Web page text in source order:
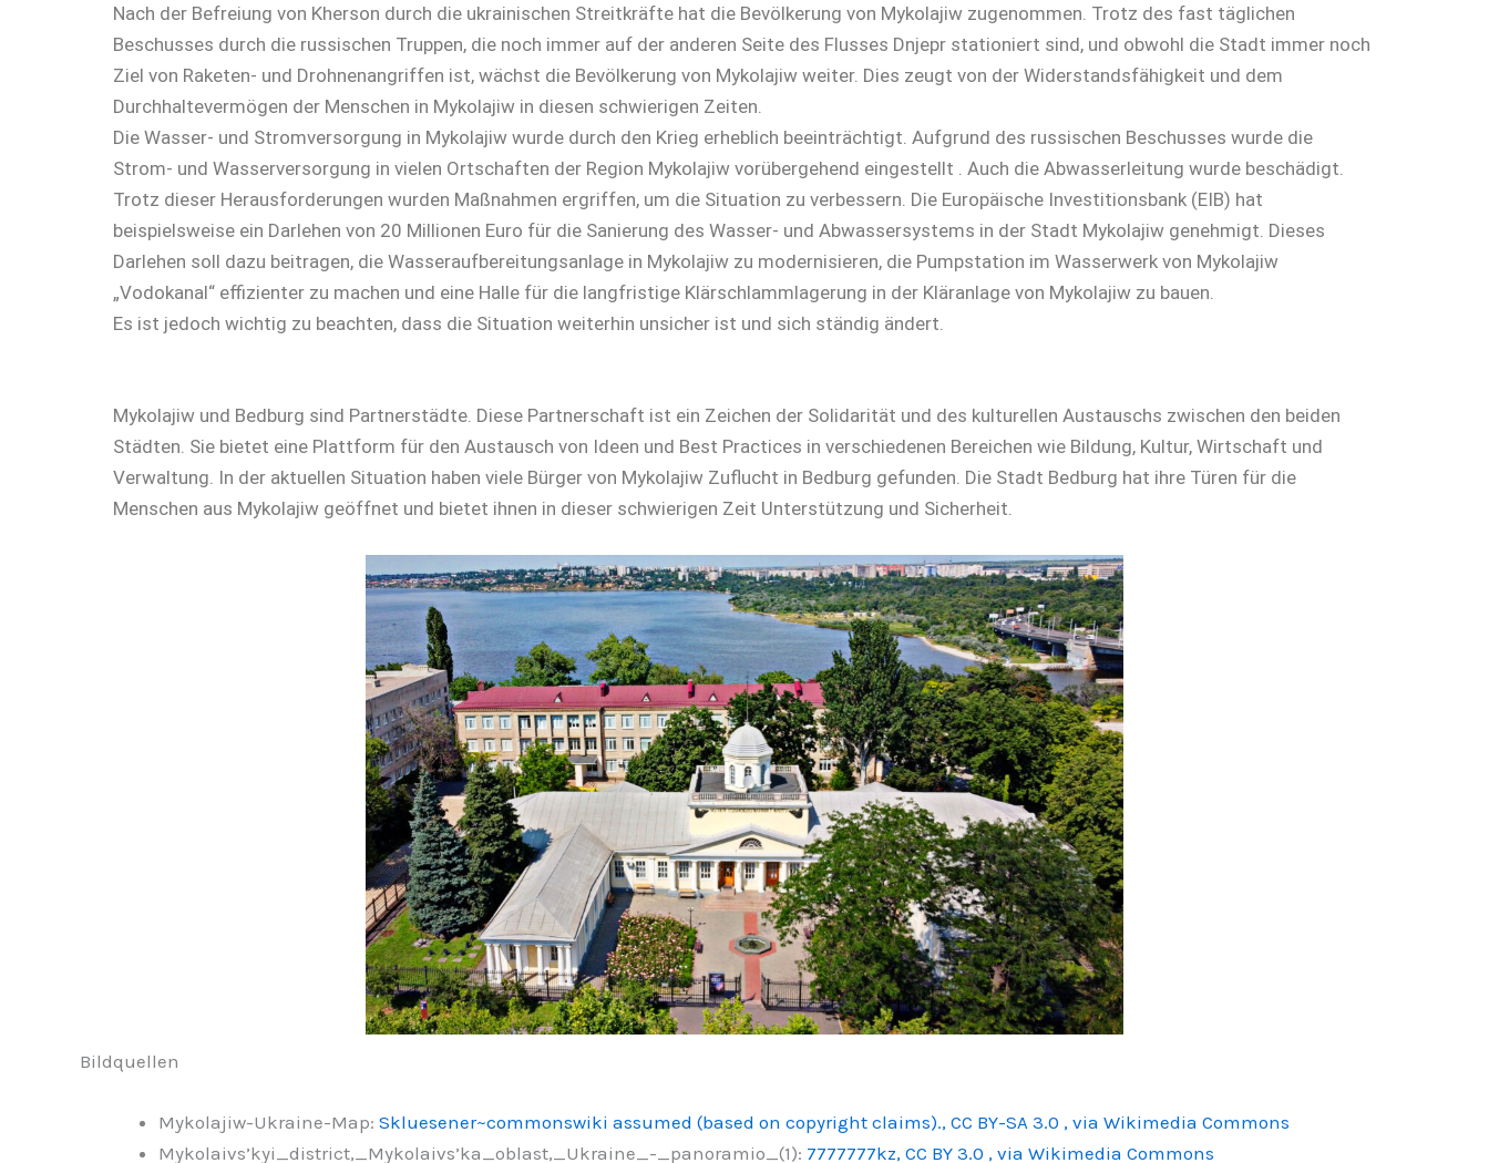
Nach der Befreiung von Kherson durch die ukrainischen Streitkräfte hat die Bevölkerung von Mykolajiw zugenommen. Trotz des fast täglichen
Beschusses durch die russischen Truppen, die noch immer auf der anderen Seite des Flusses Dnjepr stationiert sind, und obwohl die Stadt immer noch
Ziel von Raketen- und Drohnenangriffen ist, wächst die Bevölkerung von Mykolajiw weiter. Dies zeugt von der Widerstandsfähigkeit und dem
Durchhaltevermögen der Menschen in Mykolajiw in diesen schwierigen Zeiten.
Die Wasser- und Stromversorgung in Mykolajiw wurde durch den Krieg erheblich beeinträchtigt. Aufgrund des russischen Beschusses wurde die
Strom- und Wasserversorgung in vielen Ortschaften der Region Mykolajiw vorübergehend eingestellt . Auch die Abwasserleitung wurde beschädigt.
Trotz dieser Herausforderungen wurden Maßnahmen ergriffen, um die Situation zu verbessern. Die Europäische Investitionsbank (EIB) hat
beispielsweise ein Darlehen von 20 Millionen Euro für die Sanierung des Wasser- und Abwassersystems in der Stadt Mykolajiw genehmigt. Dieses
Darlehen soll dazu beitragen, die Wasseraufbereitungsanlage in Mykolajiw zu modernisieren, die Pumpstation im Wasserwerk von Mykolajiw
„Vodokanal“ effizienter zu machen und eine Halle für die langfristige Klärschlammlagerung in der Kläranlage von Mykolajiw zu bauen.
Es ist jedoch wichtig zu beachten, dass die Situation weiterhin unsicher ist und sich ständig ändert.
Mykolajiw und Bedburg sind Partnerstädte. Diese Partnerschaft ist ein Zeichen der Solidarität und des kulturellen Austauschs zwischen den beiden
Städten. Sie bietet eine Plattform für den Austausch von Ideen und Best Practices in verschiedenen Bereichen wie Bildung, Kultur, Wirtschaft und
Verwaltung. In der aktuellen Situation haben viele Bürger von Mykolajiw Zuflucht in Bedburg gefunden. Die Stadt Bedburg hat ihre Türen für die
Menschen aus Mykolajiw geöffnet und bietet ihnen in dieser schwierigen Zeit Unterstützung und Sicherheit.
Bildquellen
Mykolajiw-Ukraine-Map: Skluesener~commonswiki assumed (based on copyright claims)., CC BY-SA 3.0 , via Wikimedia Commons
Mykolaivs’kyi_district,_Mykolaivs’ka_oblast,_Ukraine_-_panoramio_(1): 7777777kz, CC BY 3.0 , via Wikimedia Commons